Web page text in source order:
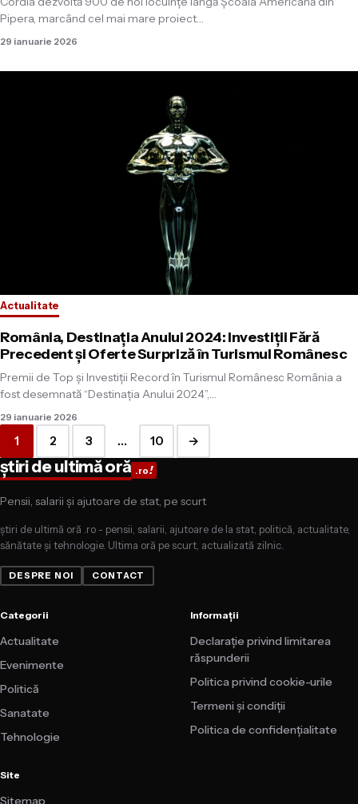
Pipera, marcând cel mai mare proiect…
29 ianuarie 2026
Actualitate
România, Destinația Anului 2024: Investiții Fără
Precedent și Oferte Surpriză în Turismul Românesc
Premii de Top și Investiții Record în Turismul Românesc România a
fost desemnată “Destinația Anului 2024”,…
29 ianuarie 2026
Paginație articole
1 2 3 … 10 →
știri de ultimă oră .ro!
Pensii, salarii și ajutoare de stat, pe scurt
știri de ultimă oră .ro - pensii, salarii, ajutoare de la stat, politică, actualitate,
sănătate și tehnologie. Ultima oră pe scurt, actualizată zilnic.
DESPRE NOI CONTACT
Categorii
Actualitate
Evenimente
Politică
Sanatate
Tehnologie
Informații
Declarație privind limitarea
răspunderii
Politica privind cookie-urile
Termeni și condiții
Politica de confidențialitate
Site